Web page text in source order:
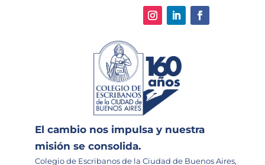
El cambio nos impulsa y nuestra
misión se consolida.
Colegio de Escribanos de la Ciudad de Buenos Aires,